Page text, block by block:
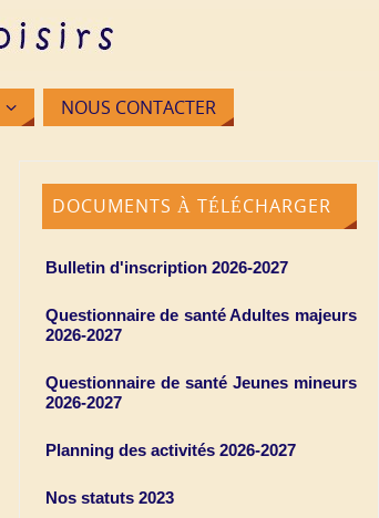
NOUS CONTACTER
DOCUMENTS À TÉLÉCHARGER
Bulletin d'inscription 2026-2027
Questionnaire de santé Adultes majeurs
2026-2027
Questionnaire de santé Jeunes mineurs
2026-2027
Planning des activités 2026-2027
Nos statuts 2023